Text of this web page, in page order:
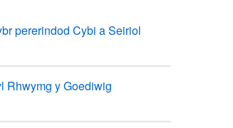
pererindod Cybi a Seiriol
Rhwymg y Goediwig